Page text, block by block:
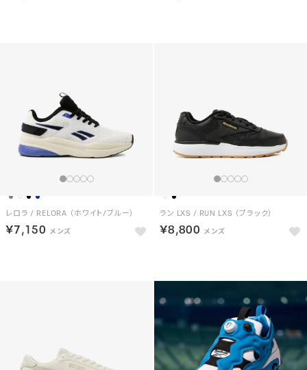
レロラ / RELORA （ホワイト/ブルー）
￥7,150
ラン LXS / RUN LXS （ブラック）
￥8,800